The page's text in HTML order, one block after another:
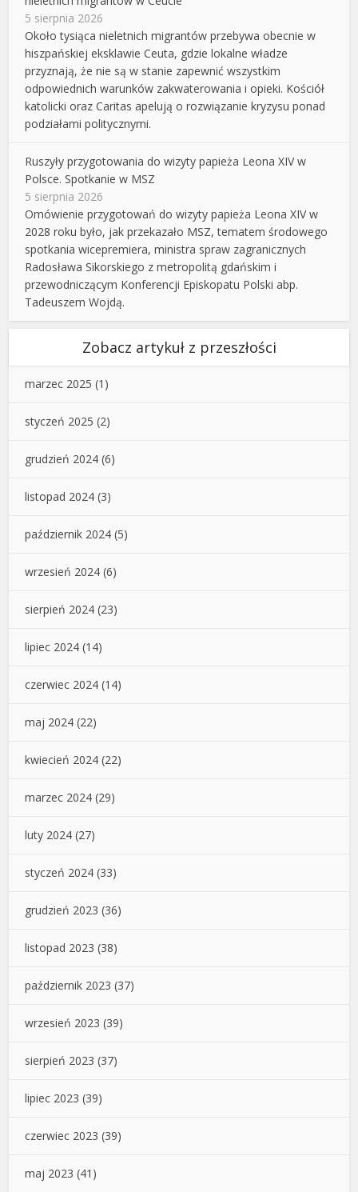
5 sierpnia 2026
Około tysiąca nieletnich migrantów przebywa obecnie w
hiszpańskiej eksklawie Ceuta, gdzie lokalne władze
przyznają, że nie są w stanie zapewnić wszystkim
odpowiednich warunków zakwaterowania i opieki. Kościół
katolicki oraz Caritas apelują o rozwiązanie kryzysu ponad
podziałami politycznymi.
Ruszyły przygotowania do wizyty papieża Leona XIV w
Polsce. Spotkanie w MSZ
5 sierpnia 2026
Omówienie przygotowań do wizyty papieża Leona XIV w
2028 roku było, jak przekazało MSZ, tematem środowego
spotkania wicepremiera, ministra spraw zagranicznych
Radosława Sikorskiego z metropolitą gdańskim i
przewodniczącym Konferencji Episkopatu Polski abp.
Tadeuszem Wojdą.
Zobacz artykuł z przeszłości
marzec 2025 (1)
styczeń 2025 (2)
grudzień 2024 (6)
listopad 2024 (3)
październik 2024 (5)
wrzesień 2024 (6)
sierpień 2024 (23)
lipiec 2024 (14)
czerwiec 2024 (14)
maj 2024 (22)
kwiecień 2024 (22)
marzec 2024 (29)
luty 2024 (27)
styczeń 2024 (33)
grudzień 2023 (36)
listopad 2023 (38)
październik 2023 (37)
wrzesień 2023 (39)
sierpień 2023 (37)
lipiec 2023 (39)
czerwiec 2023 (39)
maj 2023 (41)